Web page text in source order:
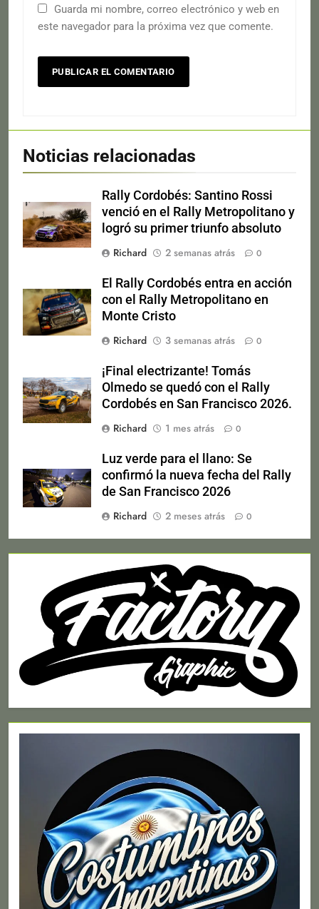
Guarda mi nombre, correo electrónico y web en
este navegador para la próxima vez que comente.
Noticias relacionadas
Rally Cordobés: Santino Rossi
venció en el Rally Metropolitano y
logró su primer triunfo absoluto
Richard
2 semanas atrás 0
El Rally Cordobés entra en acción
con el Rally Metropolitano en
Monte Cristo
Richard
3 semanas atrás 0
¡Final electrizante! Tomás
Olmedo se quedó con el Rally
Cordobés en San Francisco 2026.
Richard
1 mes atrás 0
Luz verde para el llano: Se
confirmó la nueva fecha del Rally
de San Francisco 2026
Richard
2 meses atrás 0